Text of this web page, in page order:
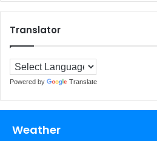
Translator
Powered by Translate
Weather